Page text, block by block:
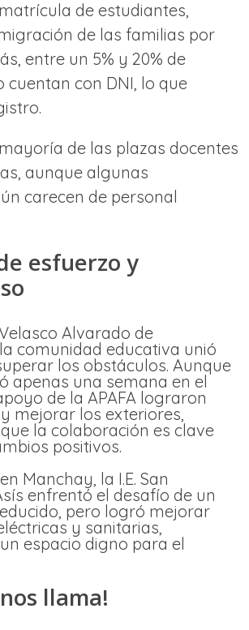
de estudiantes,
de las familias por
entre un 5% y 20% de
cuentan con DNI, lo que
de las plazas docentes
aunque algunas
carecen de personal
esfuerzo y
Alvarado de
comunidad educativa unió
los obstáculos. Aunque
apenas una semana en el
de la APAFA lograron
mejorar los exteriores,
la colaboración es clave
positivos.
Manchay, la I.E. San
enfrentó el desafío de un
pero logró mejorar
y sanitarias,
espacio digno para el
llama!